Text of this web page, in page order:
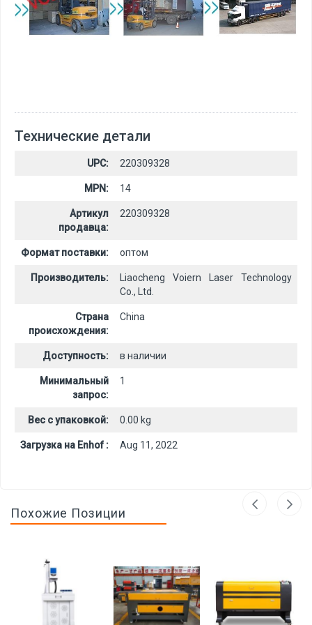
Технические детали
UPC: 220309328
MPN: 14
Артикул
продавца:
220309328
Формат поставки: оптом
Производитель:
Liaocheng Voiern Laser Technology
Co., Ltd.
Страна
происхождения:
China
Доступность: в наличии
Минимальный
запрос:
1
Вес с упаковкой: 0.00 kg
Загрузка на Enhof : Aug 11, 2022
Похожие Позиции